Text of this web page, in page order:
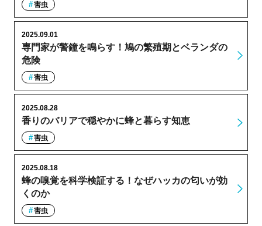
害虫
専門家が警鐘を鳴らす！鳩の繁殖期とベランダの
危険
2025.09.01
害虫
香りのバリアで穏やかに蜂と暮らす知恵
2025.08.28
害虫
蜂の嗅覚を科学検証する！なぜハッカの匂いが効
くのか
2025.08.18
害虫